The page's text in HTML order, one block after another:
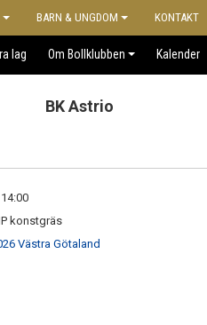
BARN & UNGDOM KONTAKT
lag Om Bollklubben Kalender
BK Astrio
konstgräs
Västra Götaland